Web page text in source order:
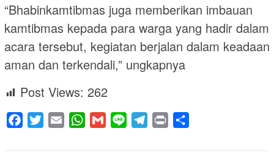
“Bhabinkamtibmas juga memberikan imbauan
kamtibmas kepada para warga yang hadir dalam
acara tersebut, kegiatan berjalan dalam keadaan
aman dan terkendali,” ungkapnya
Post Views: 262
Facebook
Twitter Email WhatsApp
Gmail Line Telegram
Print